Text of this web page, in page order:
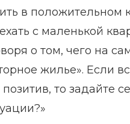
в положительном
с маленькой
о том, чего на
жилье». Если
то задайте